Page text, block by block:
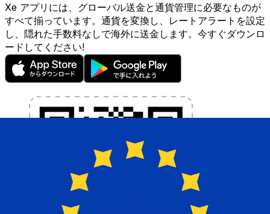
Xe アプリには、グローバル送金と通貨管理に必要なものが
すべて揃っています。通貨を変換し、レートアラートを設定
し、隠れた手数料なしで海外に送金します。今すぐダウンロ
ードしてください!